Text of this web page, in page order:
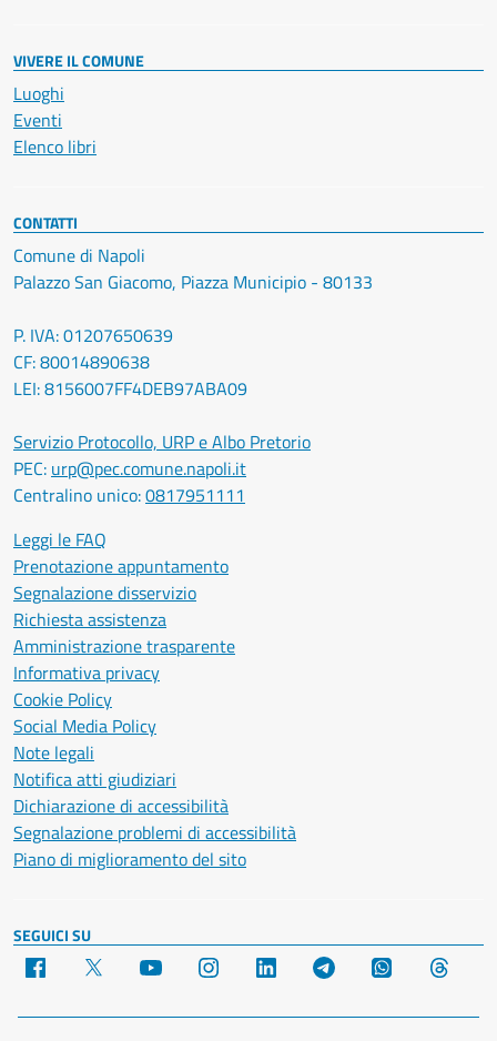
VIVERE IL COMUNE
Luoghi
Eventi
Elenco libri
CONTATTI
Comune di Napoli
Palazzo San Giacomo, Piazza Municipio - 80133
P. IVA: 01207650639
CF: 80014890638
LEI: 8156007FF4DEB97ABA09
Servizio Protocollo, URP e Albo Pretorio
PEC: urp@pec.comune.napoli.it
Centralino unico:0817951111
Leggi le FAQ
Prenotazione appuntamento
Segnalazione disservizio
Richiesta assistenza
Amministrazione trasparente
Informativa privacy
Cookie Policy
Social Media Policy
Note legali
Notifica atti giudiziari
Dichiarazione di accessibilità
Segnalazione problemi di accessibilità
Piano di miglioramento del sito
SEGUICI SU
Facebook YouTube Instagram LinkedIn Telegram WhatsApp